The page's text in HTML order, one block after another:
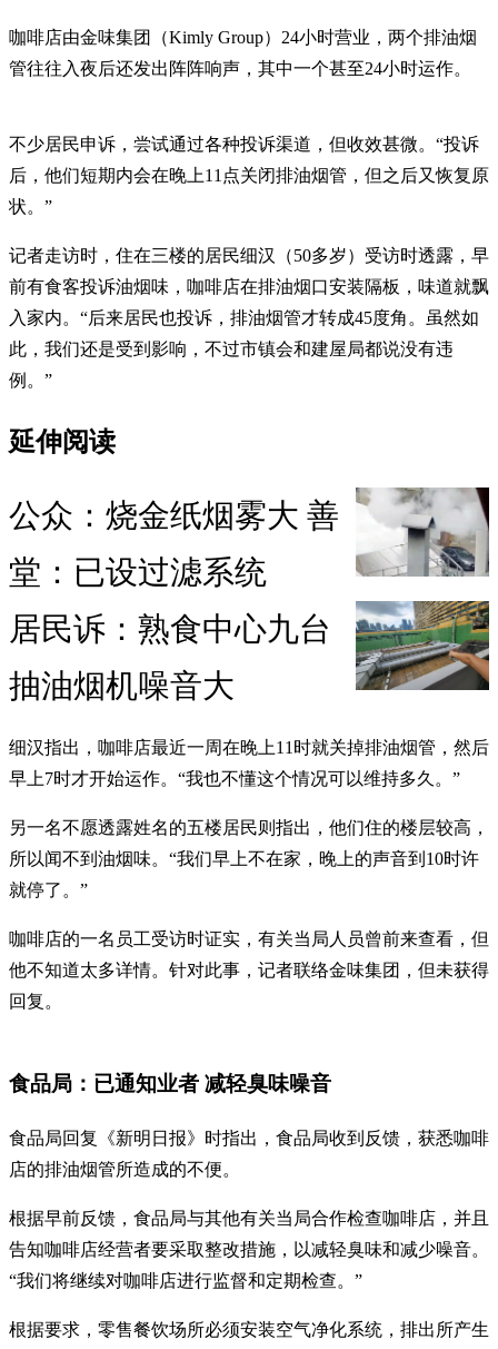
咖啡店由金味集团（Kimly Group）24小时营业，两个排油烟
管往往入夜后还发出阵阵响声，其中一个甚至24小时运作。
不少居民申诉，尝试通过各种投诉渠道，但收效甚微。“投诉
后，他们短期内会在晚上11点关闭排油烟管，但之后又恢复原
状。”
记者走访时，住在三楼的居民细汉（50多岁）受访时透露，早
前有食客投诉油烟味，咖啡店在排油烟口安装隔板，味道就飘
入家内。“后来居民也投诉，排油烟管才转成45度角。虽然如
此，我们还是受到影响，不过市镇会和建屋局都说没有违
例。”
延伸阅读
公众：烧金纸烟雾大 善
堂：已设过滤系统
居民诉：熟食中心九台
抽油烟机噪音大
细汉指出，咖啡店最近一周在晚上11时就关掉排油烟管，然后
早上7时才开始运作。“我也不懂这个情况可以维持多久。”
另一名不愿透露姓名的五楼居民则指出，他们住的楼层较高，
所以闻不到油烟味。“我们早上不在家，晚上的声音到10时许
就停了。”
咖啡店的一名员工受访时证实，有关当局人员曾前来查看，但
他不知道太多详情。针对此事，记者联络金味集团，但未获得
回复。
食品局：已通知业者 减轻臭味噪音
食品局回复《新明日报》时指出，食品局收到反馈，获悉咖啡
店的排油烟管所造成的不便。
根据早前反馈，食品局与其他有关当局合作检查咖啡店，并且
告知咖啡店经营者要采取整改措施，以减轻臭味和减少噪音。
“我们将继续对咖啡店进行监督和定期检查。”
根据要求，零售餐饮场所必须安装空气净化系统，排出所产生